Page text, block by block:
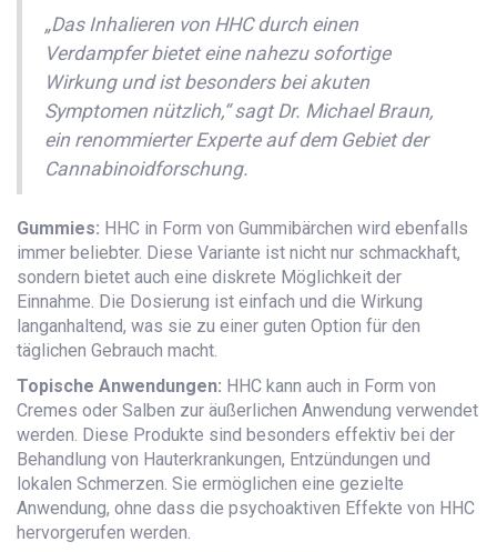
„Das Inhalieren von HHC durch einen
Verdampfer bietet eine nahezu sofortige
Wirkung und ist besonders bei akuten
Symptomen nützlich,“ sagt Dr. Michael Braun,
ein renommierter Experte auf dem Gebiet der
Cannabinoidforschung.
Gummies: HHC in Form von Gummibärchen wird ebenfalls
immer beliebter. Diese Variante ist nicht nur schmackhaft,
sondern bietet auch eine diskrete Möglichkeit der
Einnahme. Die Dosierung ist einfach und die Wirkung
langanhaltend, was sie zu einer guten Option für den
täglichen Gebrauch macht.
Topische Anwendungen: HHC kann auch in Form von
Cremes oder Salben zur äußerlichen Anwendung verwendet
werden. Diese Produkte sind besonders effektiv bei der
Behandlung von Hauterkrankungen, Entzündungen und
lokalen Schmerzen. Sie ermöglichen eine gezielte
Anwendung, ohne dass die psychoaktiven Effekte von HHC
hervorgerufen werden.